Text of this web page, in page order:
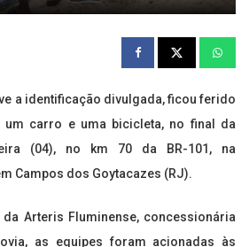
a identificação divulgada, ficou ferido
um carro e uma bicicleta, no final da
(04), no km 70 da BR-101, na
Campos dos Goytacazes (RJ).
Arteris Fluminense, concessionária
as equipes foram acionadas às